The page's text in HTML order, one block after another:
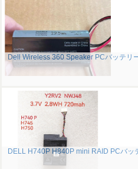
Dell Wireless 360 Speaker PCバッテリ
DELL H740P H840P mini RAID PCバッ